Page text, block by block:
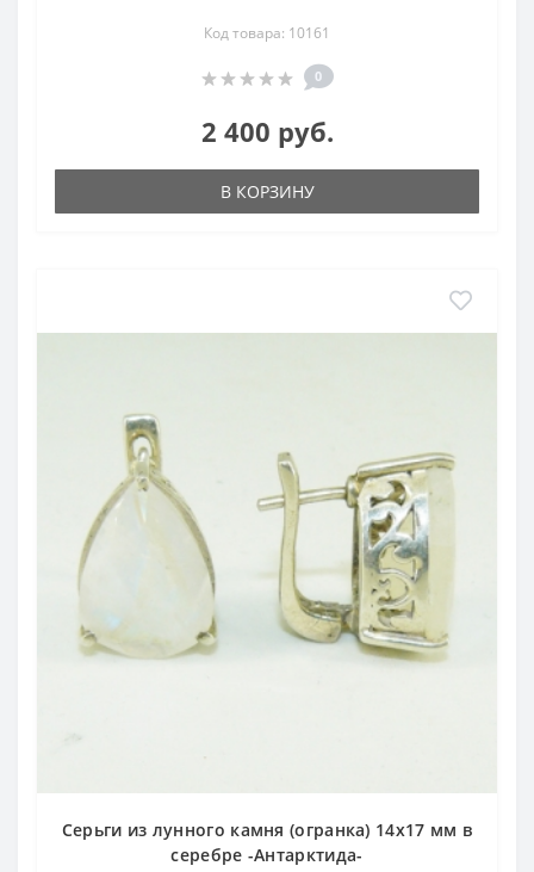
Код товара: 10161
0
2 400 руб.
В КОРЗИНУ
Серьги из лунного камня (огранка) 14х17 мм в
серебре -Антарктида-